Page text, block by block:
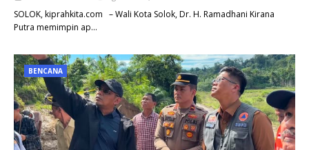
SOLOK, kiprahkita.com – Wali Kota Solok, Dr. H. Ramadhani Kirana
Putra memimpin ap…
BENCANA